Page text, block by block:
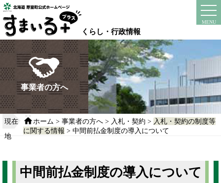
本
文
へ
移
動
る
くらし・行政情報
MENU
instagram
事業者の方へ
現在
地
ホーム >事業者の方へ > 入札・契約 > 入札・契約の制度等
に関する情報 > 中間前払金制度の導入について
中間前払金制度の導入について